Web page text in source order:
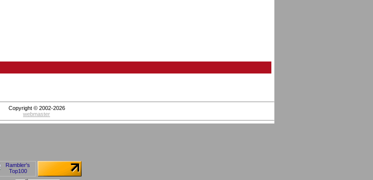
Copyright © 2002-2026
webmaster